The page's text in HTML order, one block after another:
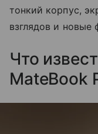
тонкий корпус,
взглядов и новые
Что
MateBook